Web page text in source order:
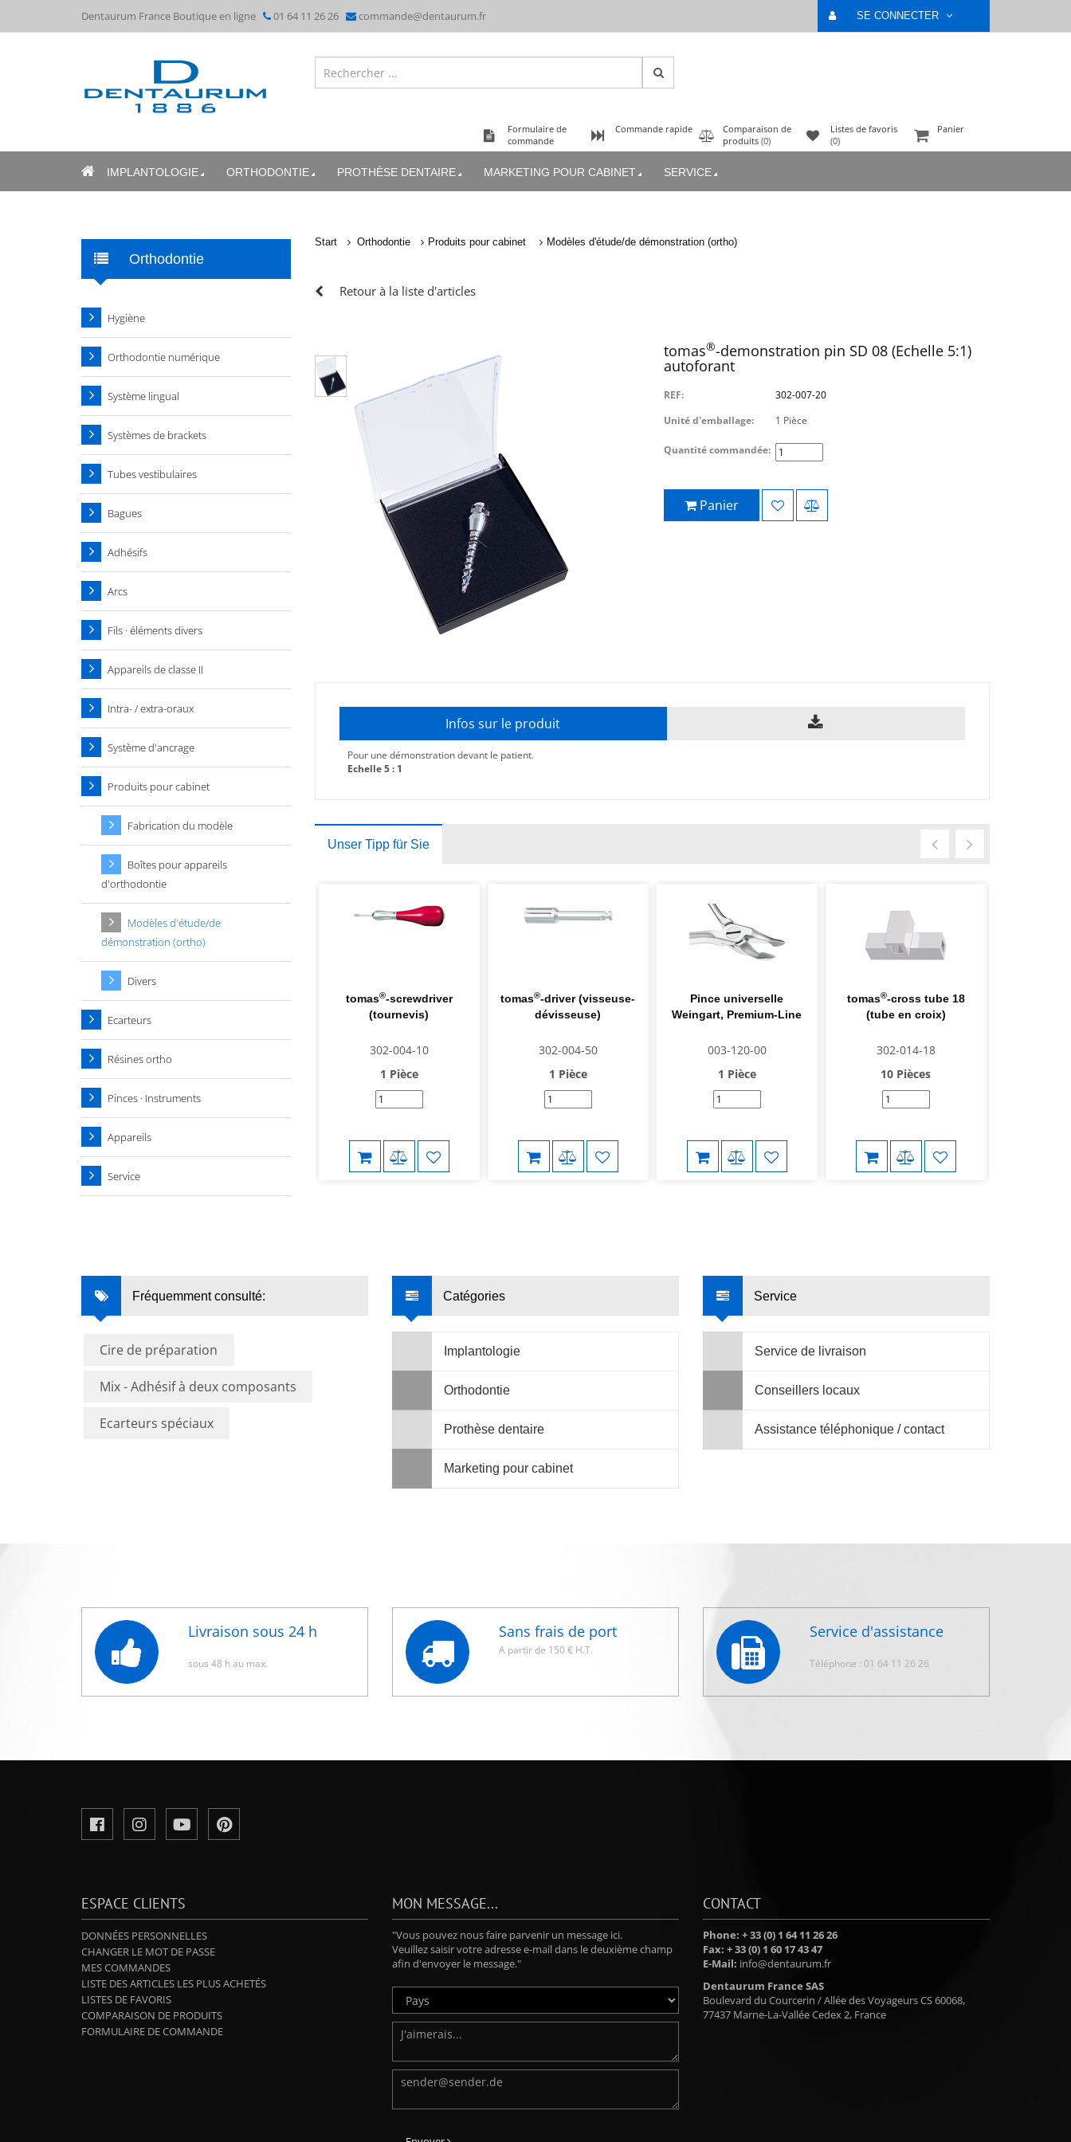
Dentaurum France Boutique en ligne 01 64 11 26 26 commande@dentaurum.fr SE CONNECTER
Panier
Listes de favoris
(0)
Comparaison de
produits (0)
Commande rapide
Formulaire de
commande
IMPLANTOLOGIE ORTHODONTIE PROTHÈSE DENTAIRE MARKETING POUR CABINET SERVICE
Start Orthodontie Produits pour cabinet Modèles d'étude/de démonstration (ortho)
Retour à la liste d'articles
tomas®-demonstration pin SD 08 (Echelle 5:1)
autoforant
REF:
302-007-20
Unité d'emballage:
1 Pièce
Quantité commandée:
Panier
Infos sur le produit
Pour une démonstration devant le patient.
Echelle 5 : 1
Unser Tipp für Sie
tomas®-screwdriver
(tournevis)
302-004-10
1 Pièce
tomas®-driver (visseuse-
dévisseuse)
302-004-50
1 Pièce
Pince universelle
Weingart, Premium-Line
003-120-00
1 Pièce
tomas®-cross tube 18
(tube en croix)
302-014-18
10 Pièces
Orthodontie
Hygiène
Orthodontie numérique
Système lingual
Systèmes de brackets
Tubes vestibulaires
Bagues
Adhésifs
Arcs
Fils · éléments divers
Appareils de classe II
Intra- / extra-oraux
Système d'ancrage
Produits pour cabinet
Fabrication du modèle
Boîtes pour appareils
d'orthodontie
Modèles d'étude/de
démonstration (ortho)
Divers
Ecarteurs
Résines ortho
Pinces · Instruments
Appareils
Service
Fréquemment consulté:
Cire de préparation
Mix - Adhésif à deux composants
Ecarteurs spéciaux
Catégories
Implantologie
Orthodontie
Prothèse dentaire
Marketing pour cabinet
Service
Service de livraison
Conseillers locaux
Assistance téléphonique / contact
Livraison sous 24 h
sous 48 h au max.
Sans frais de port
A partir de 150 € H.T.
Service d'assistance
Téléphone : 01 64 11 26 26
ESPACE CLIENTS
DONNÉES PERSONNELLES
CHANGER LE MOT DE PASSE
MES COMMANDES
LISTE DES ARTICLES LES PLUS ACHETÉS
LISTES DE FAVORIS
COMPARAISON DE PRODUITS
FORMULAIRE DE COMMANDE
MON MESSAGE...
"Vous pouvez nous faire parvenir un message ici.
Veuillez saisir votre adresse e-mail dans le deuxième champ
afin d'envoyer le message."
CONTACT
Phone: + 33 (0) 1 64 11 26 26
Fax: + 33 (0) 1 60 17 43 47
E-Mail: info@dentaurum.fr
Dentaurum France SAS
Boulevard du Courcerin / Allée des Voyageurs CS 60068,
77437 Marne-La-Vallée Cedex 2, France